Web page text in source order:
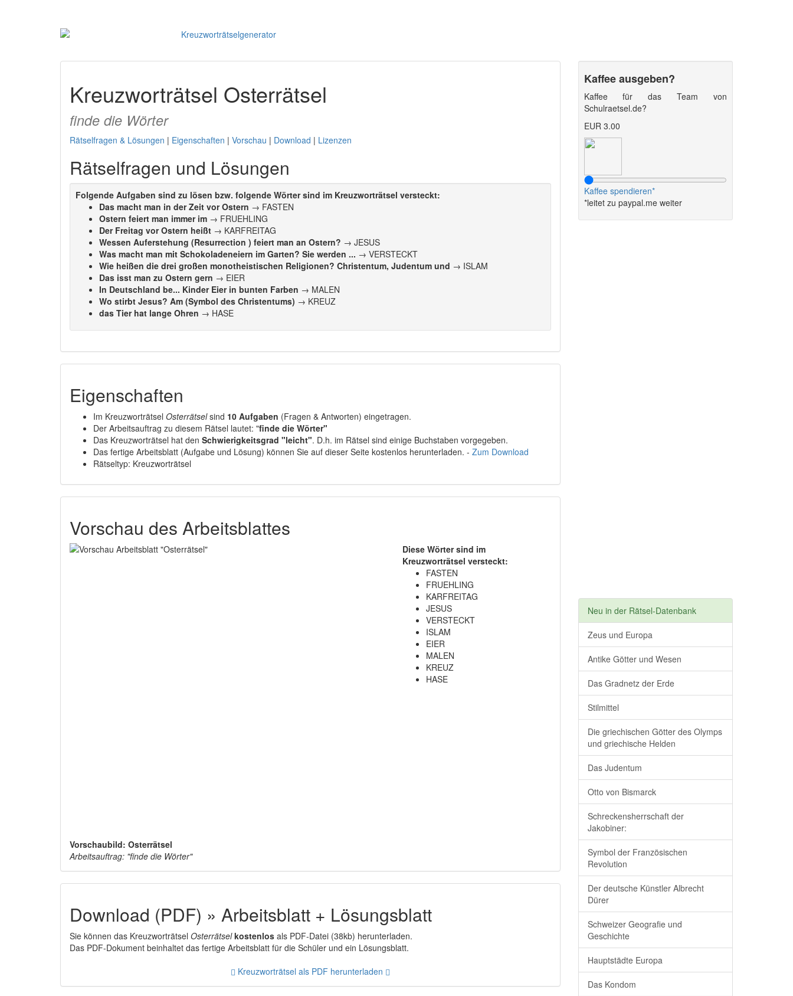
Kreuzworträtsel Osterrätsel
finde die Wörter
Rätselfragen & Lösungen | Eigenschaften | Vorschau | Download | Lizenzen
Rätselfragen und Lösungen
Folgende Aufgaben sind zu lösen bzw. folgende Wörter sind im Kreuzworträtsel versteckt:
Das macht man in der Zeit vor Ostern → FASTEN
Ostern feiert man immer im → FRUEHLING
Der Freitag vor Ostern heißt → KARFREITAG
Wessen Auferstehung (Resurrection ) feiert man an Ostern? → JESUS
Was macht man mit Schokoladeneiern im Garten? Sie werden ... → VERSTECKT
Wie heißen die drei großen monotheistischen Religionen? Christentum, Judentum und → ISLAM
Das isst man zu Ostern gern → EIER
In Deutschland be... Kinder Eier in bunten Farben → MALEN
Wo stirbt Jesus? Am (Symbol des Christentums) → KREUZ
das Tier hat lange Ohren → HASE
Eigenschaften
Im Kreuzworträtsel Osterrätselsind 10 Aufgaben (Fragen & Antworten) eingetragen.
Der Arbeitsauftrag zu diesem Rätsel lautet: "finde die Wörter"
Das Kreuzworträtsel hat den Schwierigkeitsgrad "leicht". D.h. im Rätsel sind einige Buchstaben vorgegeben.
Das fertige Arbeitsblatt (Aufgabe und Lösung) können Sie auf dieser Seite kostenlos herunterladen. - Zum Download
Rätseltyp: Kreuzworträtsel
Vorschau des Arbeitsblattes
Vorschaubild: Osterrätsel
Arbeitsauftrag: "finde die Wörter"
Diese Wörter sind im
Kreuzworträtsel versteckt:
FASTEN
FRUEHLING
KARFREITAG
JESUS
VERSTECKT
ISLAM
EIER
MALEN
KREUZ
HASE
Download (PDF) » Arbeitsblatt + Lösungsblatt
Sie können das Kreuzworträtsel Osterrätsel kostenlos als PDF-Datei (38kb) herunterladen.
Das PDF-Dokument beinhaltet das fertige Arbeitsblatt für die Schüler und ein Lösungsblatt.
Kreuzworträtsel als PDF herunterladen
Kaffee ausgeben?
Kaffee für das Team von
Schulraetsel.de?
EUR 3.00
Kaffee spendieren*
*leitet zu paypal.me weiter
Neu in der Rätsel-Datenbank
Zeus und Europa
Antike Götter und Wesen
Das Gradnetz der Erde
Stilmittel
Die griechischen Götter des Olymps
und griechische Helden
Das Judentum
Otto von Bismarck
Schreckensherrschaft der
Jakobiner:
Symbol der Französischen
Revolution
Der deutsche Künstler Albrecht
Dürer
Schweizer Geografie und
Geschichte
Hauptstädte Europa
Das Kondom